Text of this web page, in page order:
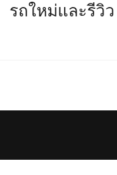
รถใหม่และรีวิว